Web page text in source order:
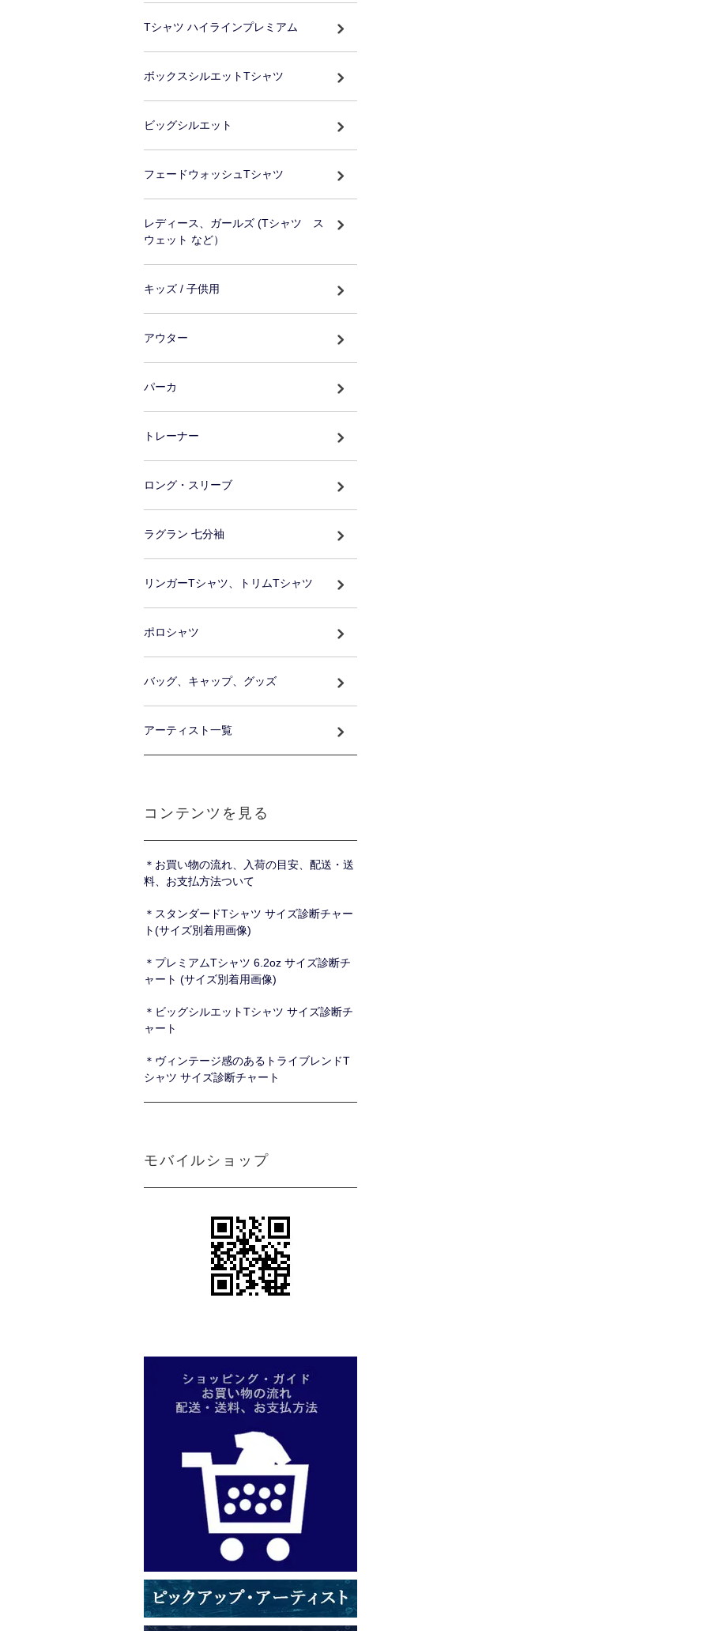
Tシャツ ハイラインプレミアム
ボックスシルエットTシャツ
ビッグシルエット
フェードウォッシュTシャツ
レディース、ガールズ (Tシャツ ス
ウェット など）
キッズ / 子供用
アウター
パーカ
トレーナー
ロング・スリーブ
ラグラン 七分袖
リンガーTシャツ、トリムTシャツ
ポロシャツ
バッグ、キャップ、グッズ
アーティスト一覧
コンテンツを見る
＊お買い物の流れ、入荷の目安、配送・送
料、お支払方法ついて
＊スタンダードTシャツ サイズ診断チャー
ト(サイズ別着用画像)
＊プレミアムTシャツ 6.2oz サイズ診断チ
ャート (サイズ別着用画像)
＊ビッグシルエットTシャツ サイズ診断チ
ャート
＊ヴィンテージ感のあるトライブレンドT
シャツ サイズ診断チャート
モバイルショップ